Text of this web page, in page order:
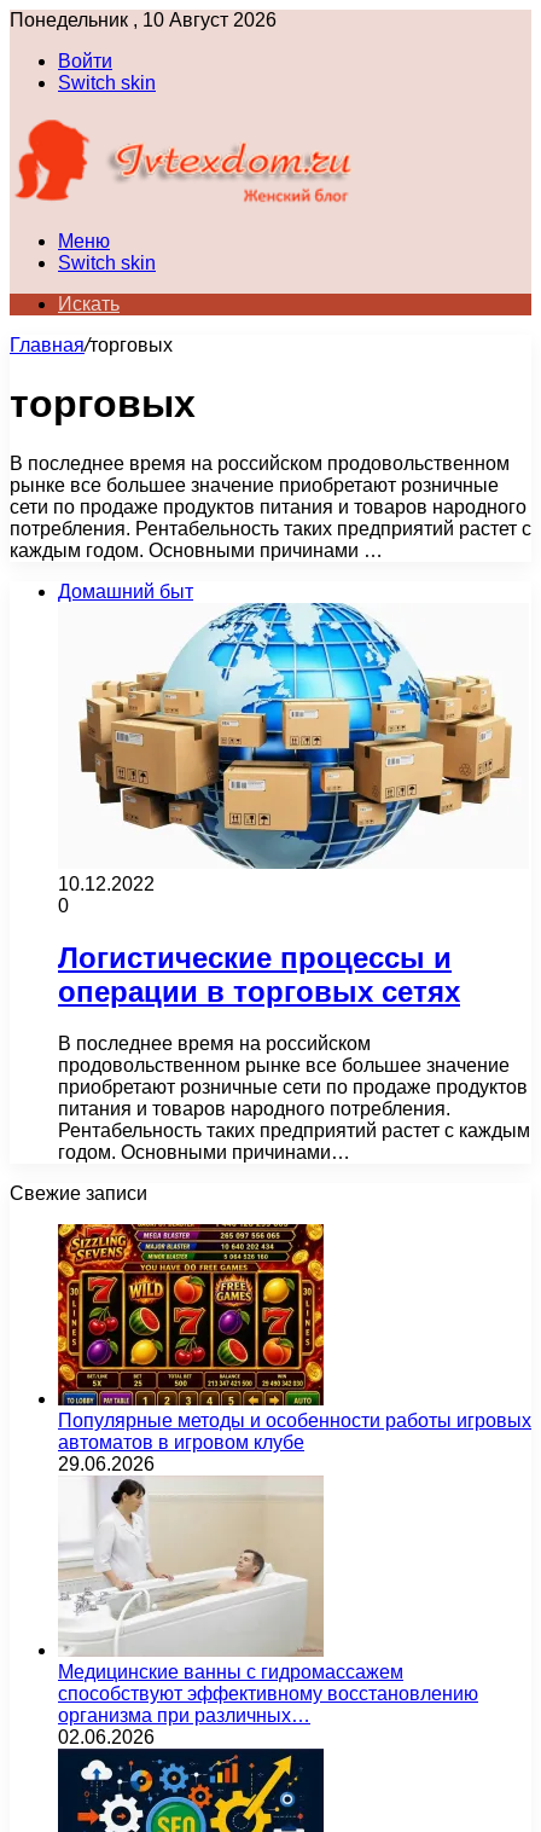
Понедельник , 10 Август 2026
Войти
Switch skin
Меню
Switch skin
Искать
Главная/торговых
торговых
В последнее время на российском продовольственном
рынке все большее значение приобретают розничные
сети по продаже продуктов питания и товаров народного
потребления. Рентабельность таких предприятий растет с
каждым годом. Основными причинами …
Домашний быт
10.12.2022
0
Логистические процессы и
операции в торговых сетях
В последнее время на российском
продовольственном рынке все большее значение
приобретают розничные сети по продаже продуктов
питания и товаров народного потребления.
Рентабельность таких предприятий растет с каждым
годом. Основными причинами…
Свежие записи
Популярные методы и особенности работы игровых
автоматов в игровом клубе
29.06.2026
Медицинские ванны с гидромассажем
способствуют эффективному восстановлению
организма при различных…
02.06.2026